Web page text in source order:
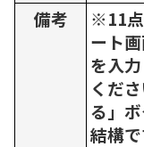
備考
※11点
ート
を入
くだ
る」
結構で